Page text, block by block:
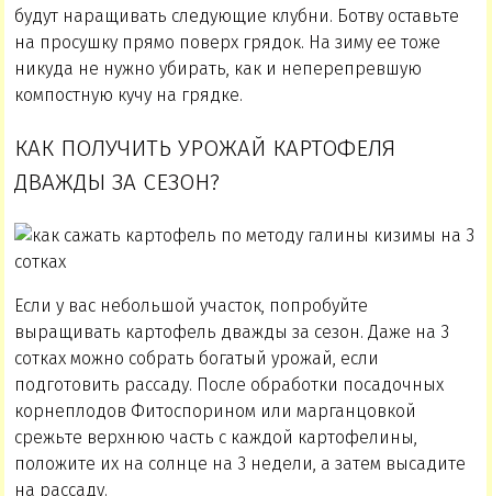
будут наращивать следующие клубни. Ботву оставьте
на просушку прямо поверх грядок. На зиму ее тоже
никуда не нужно убирать, как и неперепревшую
компостную кучу на грядке.
КАК ПОЛУЧИТЬ УРОЖАЙ КАРТОФЕЛЯ
ДВАЖДЫ ЗА СЕЗОН?
Если у вас небольшой участок, попробуйте
выращивать картофель дважды за сезон. Даже на 3
сотках можно собрать богатый урожай, если
подготовить рассаду. После обработки посадочных
корнеплодов Фитоспорином или марганцовкой
срежьте верхнюю часть с каждой картофелины,
положите их на солнце на 3 недели, а затем высадите
на рассаду.